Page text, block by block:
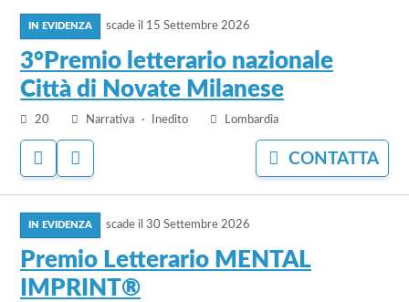
AI
PREFERITI
IL
BANDO
scade il 15 Settembre 2026
3°Premio letterario nazionale
Città di Novate Milanese
20 Narrativa Inedito Lombardia
ACCEDI
PER
AGGIUNGERE
AI
PREFERITI
PER
NASCONDERE
IL
BANDO
CONTATTA
bando
3°Premio
letterario
nazionale
Città
Novate
scade il 30 Settembre 2026
Premio Letterario MENTAL
IMPRINT®
bando
Premio
Letterario